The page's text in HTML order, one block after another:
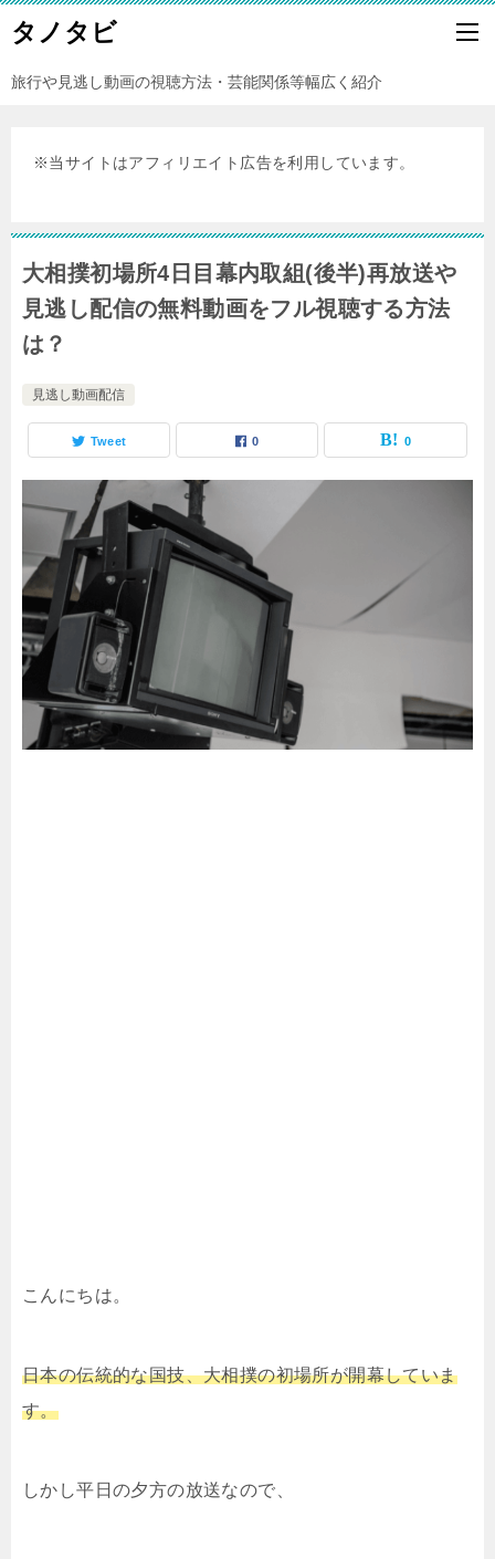
タノタビ
旅行や見逃し動画の視聴方法・芸能関係等幅広く紹介
※当サイトはアフィリエイト広告を利用しています。
大相撲初場所4日目幕内取組(後半)再放送や
見逃し配信の無料動画をフル視聴する方法
は？
見逃し動画配信
Tweet 0 0
こんにちは。
日本の伝統的な国技、大相撲の初場所が開幕していま
す。
しかし平日の夕方の放送なので、